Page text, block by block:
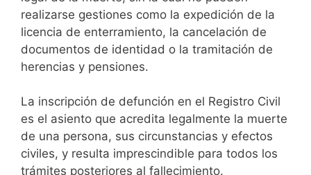
realizarse gestiones como la expedición de la
licencia de enterramiento, la cancelación de
documentos de identidad o la tramitación de
herencias y pensiones.
La inscripción de defunción en el Registro Civil
es el asiento que acredita legalmente la muerte
de una persona, sus circunstancias y efectos
civiles, y resulta imprescindible para todos los
trámites posteriores al fallecimiento.